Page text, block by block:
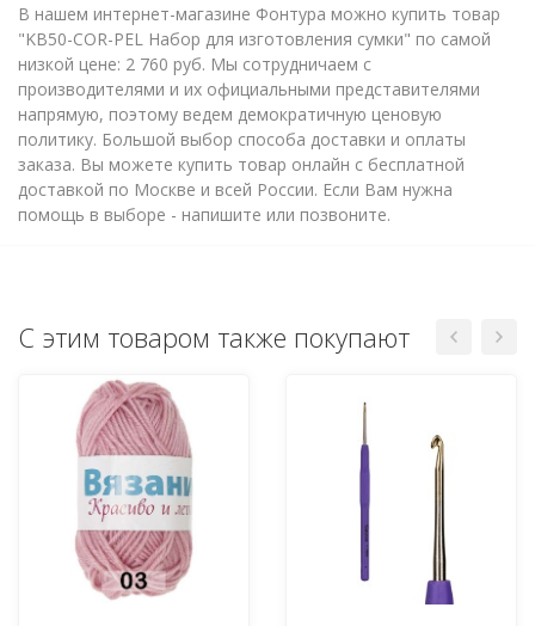
В нашем интернет-магазине Фонтура можно купить товар
"KB50-COR-PEL Набор для изготовления сумки" по самой
низкой цене: 2 760 руб. Мы сотрудничаем с
производителями и их официальными представителями
напрямую, поэтому ведем демократичную ценовую
политику. Большой выбор способа доставки и оплаты
заказа. Вы можете купить товар онлайн с бесплатной
доставкой по Москве и всей России. Если Вам нужна
помощь в выборе - напишите или позвоните.
С этим товаром также покупают